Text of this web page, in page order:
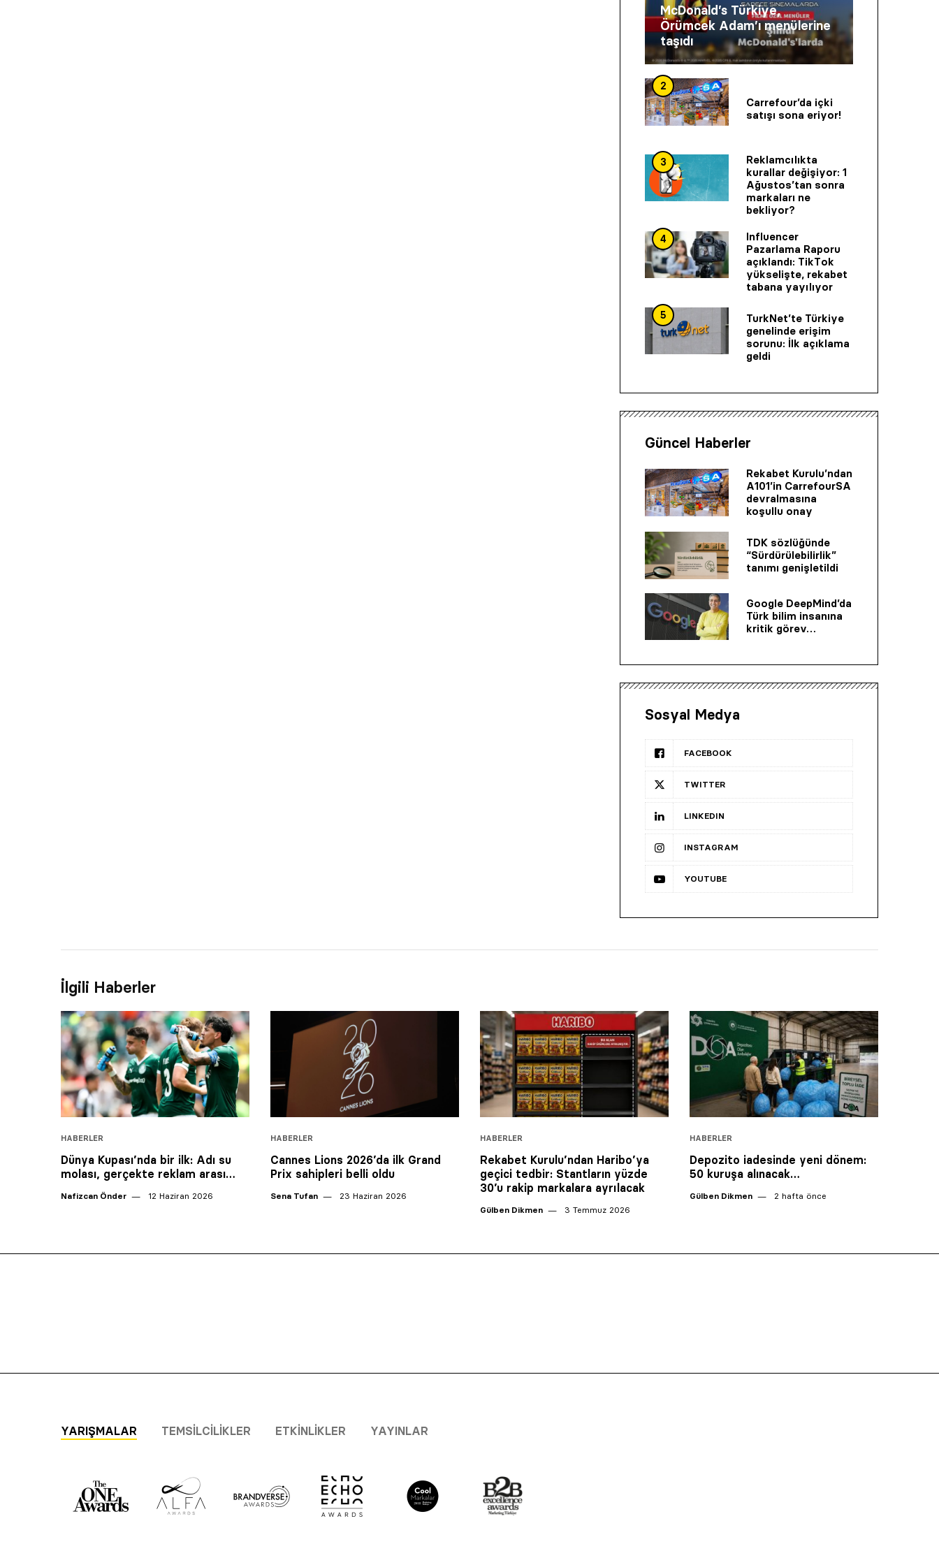
McDonald’s Türkiye,
Örümcek Adam’ı menülerine
taşıdı
2
Carrefour’da içki
satışı sona eriyor!
3
Reklamcılıkta
kurallar değişiyor: 1
Ağustos’tan sonra
markaları ne
bekliyor?
4
Influencer
Pazarlama Raporu
açıklandı: TikTok
yükselişte, rekabet
tabana yayılıyor
5
TurkNet’te Türkiye
genelinde erişim
sorunu: İlk açıklama
geldi
Güncel Haberler
Rekabet Kurulu’ndan
A101’in CarrefourSA
devralmasına
koşullu onay
TDK sözlüğünde
“Sürdürülebilirlik”
tanımı genişletildi
Google DeepMind’da
Türk bilim insanına
kritik görev…
Sosyal Medya
FACEBOOK
TWITTER
LINKEDIN
INSTAGRAM
YOUTUBE
İlgili Haberler
HABERLER
Dünya Kupası’nda bir ilk: Adı su
molası, gerçekte reklam arası…
Nafizcan Önder 12 Haziran 2026
HABERLER
Cannes Lions 2026’da ilk Grand
Prix sahipleri belli oldu
Sena Tufan 23 Haziran 2026
HABERLER
Rekabet Kurulu’ndan Haribo’ya
geçici tedbir: Stantların yüzde
30’u rakip markalara ayrılacak
Gülben Dikmen 3 Temmuz 2026
HABERLER
Depozito iadesinde yeni dönem:
50 kuruşa alınacak…
Gülben Dikmen 2 hafta önce
YARIŞMALAR TEMSILCILIKLER ETKINLIKLER YAYINLAR